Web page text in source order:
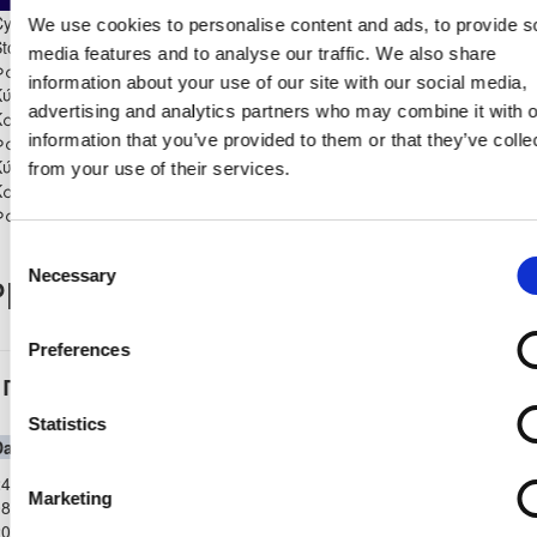
We use cookies to personalise content and ads, to provide
media features and to analyse our traffic. We also share
information about your use of our site with our social media,
advertising and analytics partners who may combine it with
information that you’ve provided to them or that they’ve
from your use of their services.
Selection
Necessary
Preferences
Statistics
Marketing
League by
2025/26 - Α'
13 0 13 1 0 4 1 1136
Coca Cola Α' Β'
2025/26 - Α' 0 0 0 0 0 0 0 0
Coca Cola Α' Β'
2025/26 - Β'
Record
Παγκύπριο Πρωτάθλημα Α΄Κατηγορίας 2025-
Out
Πρωτάθλημα